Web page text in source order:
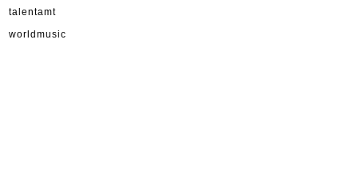
talentamt
worldmusic